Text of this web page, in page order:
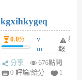
6
個
月
前
kgxihkygeq
0.0分
v
m
sg
sr
舉
報
分享
676點閱
0 評論/給分
1